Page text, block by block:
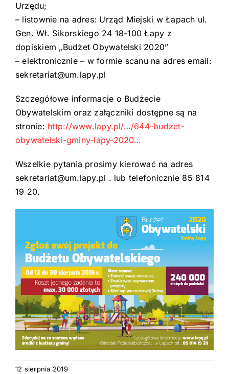
Urzędu;
– listownie na adres: Urząd Miejski w Łapach ul.
Gen. Wł. Sikorskiego 24 18-100 Łapy z
dopiskiem „Budżet Obywatelski 2020”
– elektronicznie – w formie scanu na adres email:
sekretariat@um.lapy.pl
Szczegółowe informacje o Budżecie
Obywatelskim oraz załączniki dostępne są na
stronie: http://www.lapy.pl/…/644-budzet-
obywatelski-gminy-lapy-2020…
Wszelkie pytania prosimy kierować na adres
sekretariat@um.lapy.pl . lub telefonicznie 85 814
19 20.
12 sierpnia 2019